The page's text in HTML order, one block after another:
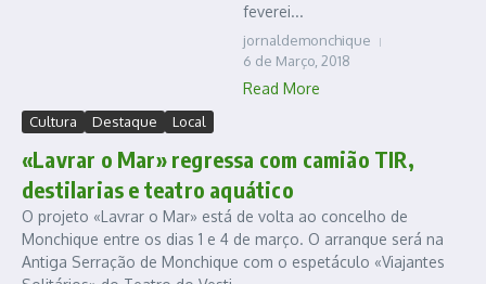
feverei...
jornaldemonchique
6 de Março, 2018
Read More
Cultura Destaque Local
«Lavrar o Mar» regressa com camião TIR,
destilarias e teatro aquático
O projeto «Lavrar o Mar» está de volta ao concelho de
Monchique entre os dias 1 e 4 de março. O arranque será na
Antiga Serração de Monchique com o espetáculo «Viajantes